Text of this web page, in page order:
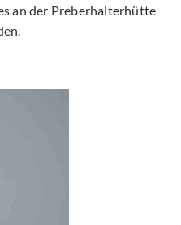
an der Preberhalterhütte